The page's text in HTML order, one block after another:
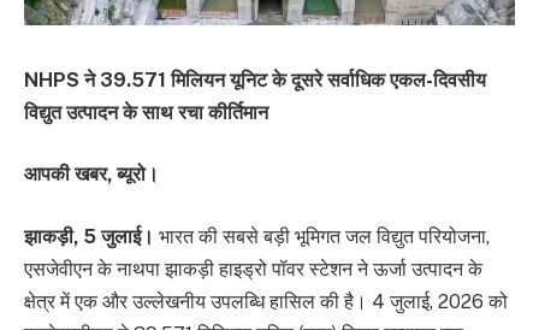
NHPS ने 39.571 मिलियन यूनिट के दूसरे सर्वाधिक एकल-दिवसीय
विद्युत उत्पादन के साथ रचा कीर्तिमान
आपकी खबर, ब्यूरो।
झाकड़ी, 5 जुलाई। भारत की सबसे बड़ी भूमिगत जल विद्युत परियोजना,
एसजेवीएन के नाथपा झाकड़ी हाइड्रो पॉवर स्टेशन ने ऊर्जा उत्पादन के
क्षेत्र में एक और उल्लेखनीय उपलब्धि हासिल की है। 4 जुलाई, 2026 को